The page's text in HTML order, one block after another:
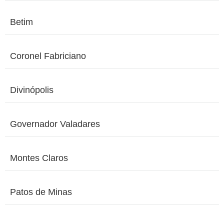
Betim
Coronel Fabriciano
Divinópolis
Governador Valadares
Montes Claros
Patos de Minas